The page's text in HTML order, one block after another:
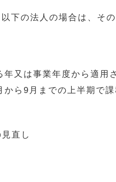
の法人の場合は、その
又は事業年度から適用
ら9月までの上半期で
直し